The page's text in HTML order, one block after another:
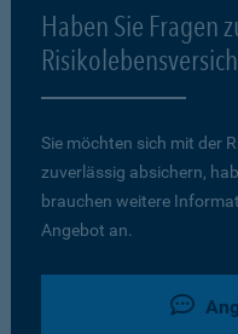
Haben Sie Fragen
Sie möchten sich mit der
zuverlässig absichern,
brauchen weitere
Angebot an.